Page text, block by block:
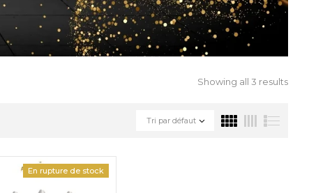
Showing all 3 results
Tri par défaut
En rupture de stock